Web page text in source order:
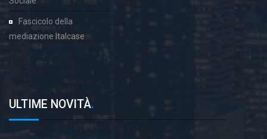
Fascicolo della
mediazione Italcase
ULTIME NOVITÀ.